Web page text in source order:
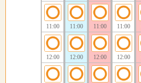
11:00
12:00
11:00
12:00
11:00
12:00
11:00
12:00